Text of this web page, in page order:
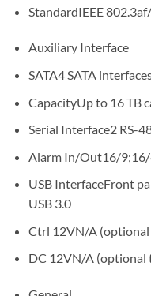
StandardIEEE
Auxiliary Interface
SATA4 SATA
CapacityUp to 16 TB
Serial Interface2 RS-
Alarm In/Out16/
USB InterfaceFront
USB 3.0
Ctrl 12VN/A
DC 12VN/A (optional